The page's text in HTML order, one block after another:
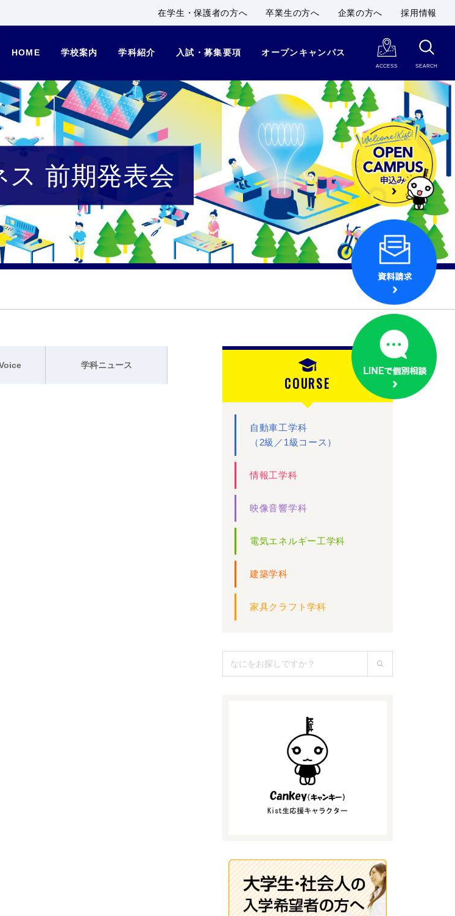
在学生・保護者の方へ 卒業生の方へ 企業の方へ 採用情報
HOME 学校案内 学科紹介 入試・募集要項 オープンキャンパス
ACCESS SEARCH
ス 前期発表会
学科ニュース
COURSE
自動車工学科
（2級／1級コース）
情報工学科
映像音響学科
電気エネルギー工学科
建築学科
家具クラフト学科